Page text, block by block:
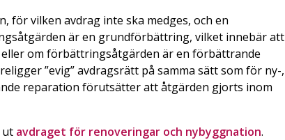
för vilken avdrag inte ska medges, och en
är en grundförbättring, vilket innebär att
om förbättringsåtgärden är en förbättrande
”evig” avdragsrätt på samma sätt som för ny-,
reparation förutsätter att åtgärden gjorts inom
ut avdraget för renoveringar och nybyggnation.